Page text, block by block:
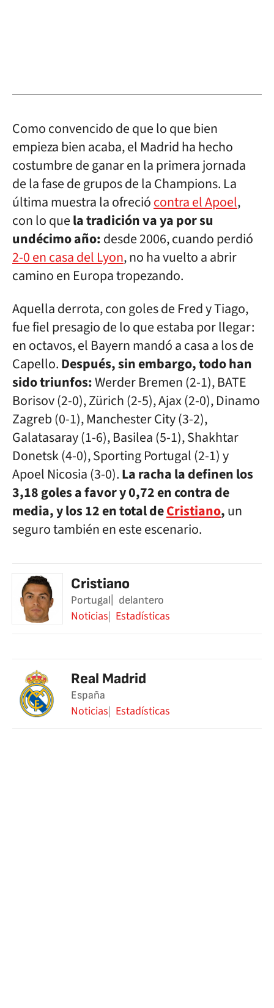
Como convencido de que lo que bien
empieza bien acaba, el Madrid ha hecho
costumbre de ganar en la primera jornada
de la fase de grupos de la Champions. La
última muestra la ofreciócontra el Apoel,
con lo quela tradición va ya por su
undécimo año:desde 2006, cuando perdió
2-0 en casa del Lyon, no ha vuelto a abrir
camino en Europa tropezando.
Aquella derrota, con goles de Fred y Tiago,
fue fiel presagio de lo que estaba por llegar:
en octavos, el Bayern mandó a casa a los de
Capello.Después, sin embargo, todo han
sido triunfos:Werder Bremen (2-1), BATE
Borisov (2-0), Zürich (2-5), Ajax (2-0), Dinamo
Zagreb (0-1), Manchester City (3-2),
Galatasaray (1-6), Basilea (5-1), Shakhtar
Donetsk (4-0), Sporting Portugal (2-1) y
Apoel Nicosia (3-0).La racha la definen los
3,18 goles a favor y 0,72 en contra de
media, y los 12 en total deCristiano,un
seguro también en este escenario.
Cristiano
Portugal delantero
Noticias Estadísticas
Real Madrid
España
Noticias Estadísticas